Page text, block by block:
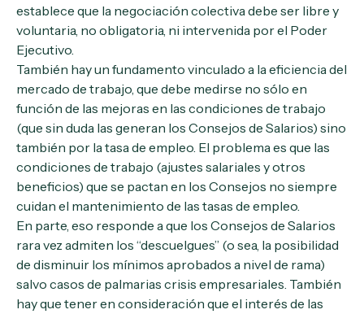
establece que la negociación colectiva debe ser libre y
voluntaria, no obligatoria, ni intervenida por el Poder
Ejecutivo.
También hay un fundamento vinculado a la eficiencia del
mercado de trabajo, que debe medirse no sólo en
función de las mejoras en las condiciones de trabajo
(que sin duda las generan los Consejos de Salarios) sino
también por la tasa de empleo. El problema es que las
condiciones de trabajo (ajustes salariales y otros
beneficios) que se pactan en los Consejos no siempre
cuidan el mantenimiento de las tasas de empleo.
En parte, eso responde a que los Consejos de Salarios
rara vez admiten los “descuelgues” (o sea, la posibilidad
de disminuir los mínimos aprobados a nivel de rama)
salvo casos de palmarias crisis empresariales. También
hay que tener en consideración que el interés de las